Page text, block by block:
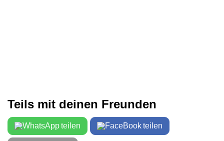
Teils mit deinen Freunden
teilen teilen